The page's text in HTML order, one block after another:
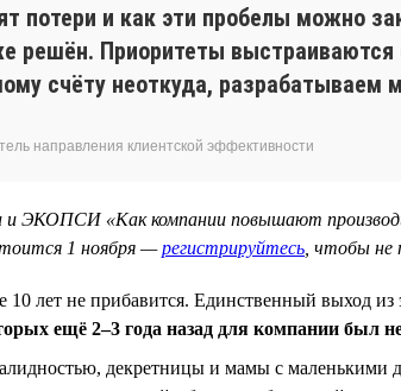
потери и как эти пробелы можно
решён. Приоритеты
счёту неоткуда,
направления клиентской эффективности
и ЭКОПСИ «Как компании повышают
1 ноября —регистрируйтесь , чтобы не
10 лет не прибавится. Единственный выход
ещё 2–3 года назад для компании был
декретницы и мамы с